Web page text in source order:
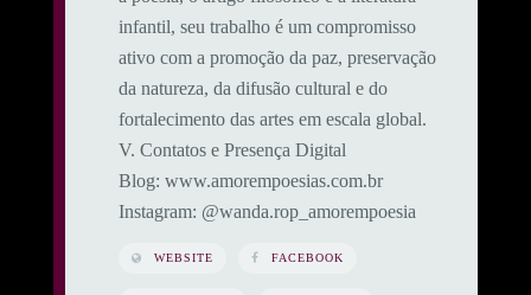
infantil, seu trabalho é um compromisso
ativo com a promoção da paz, preservação
da natureza, da difusão cultural e do
fortalecimento das artes em escala global.
​V. Contatos e Presença Digital
​Blog: www.amorempoesias.com.br
​Instagram: @wanda.rop_amorempoesia
WEBSITE FACEBOOK